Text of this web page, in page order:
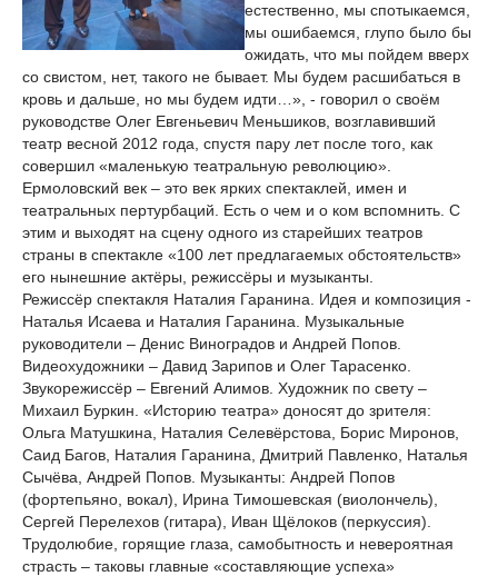
естественно, мы спотыкаемся,
мы ошибаемся, глупо было бы
ожидать, что мы пойдем вверх
со свистом, нет, такого не бывает. Мы будем расшибаться в
кровь и дальше, но мы будем идти…», - говорил о своём
руководстве Олег Евгеньевич Меньшиков, возглавивший
театр весной 2012 года, спустя пару лет после того, как
совершил «маленькую театральную революцию».
Ермоловский век – это век ярких спектаклей, имен и
театральных пертурбаций. Есть о чем и о ком вспомнить. С
этим и выходят на сцену одного из старейших театров
страны в спектакле «100 лет предлагаемых обстоятельств»
его нынешние актёры, режиссёры и музыканты.
Режиссёр спектакля Наталия Гаранина. Идея и композиция -
Наталья Исаева и Наталия Гаранина. Музыкальные
руководители – Денис Виноградов и Андрей Попов.
Видеохудожники – Давид Зарипов и Олег Тарасенко.
Звукорежиссёр – Евгений Алимов. Художник по свету –
Михаил Буркин. «Историю театра» доносят до зрителя:
Ольга Матушкина, Наталия Селевёрстова, Борис Миронов,
Саид Багов, Наталия Гаранина, Дмитрий Павленко, Наталья
Сычёва, Андрей Попов. Музыканты: Андрей Попов
(фортепьяно, вокал), Ирина Тимошевская (виолончель),
Сергей Перелехов (гитара), Иван Щёлоков (перкуссия).
Трудолюбие, горящие глаза, самобытность и невероятная
страсть – таковы главные «составляющие успеха»